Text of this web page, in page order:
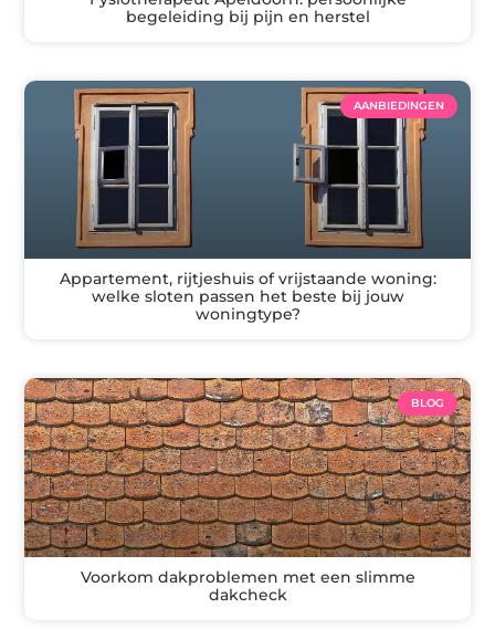
begeleiding bij pijn en herstel
AANBIEDINGEN
Appartement, rijtjeshuis of vrijstaande woning:
welke sloten passen het beste bij jouw
woningtype?
BLOG
Voorkom dakproblemen met een slimme
dakcheck